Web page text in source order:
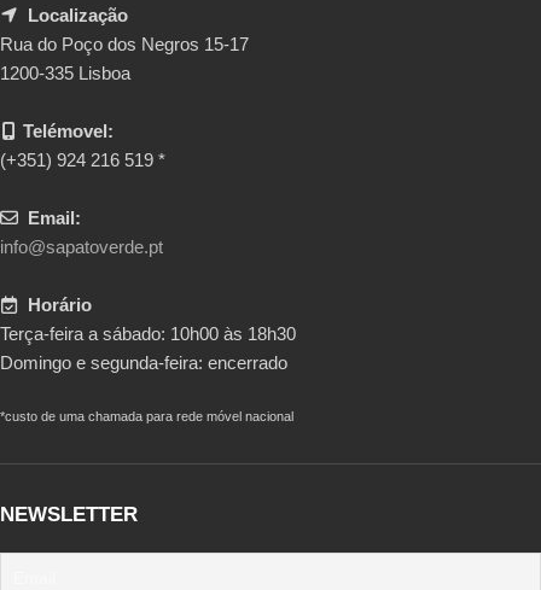
Localização
Rua do Poço dos Negros 15-17
1200-335 Lisboa
Telémovel:
(+351) 924 216 519 *
Email:
info@sapatoverde.pt
Horário
Terça-feira a sábado: 10h00 às 18h30
Domingo e segunda-feira: encerrado
*custo de uma chamada para rede móvel nacional
NEWSLETTER